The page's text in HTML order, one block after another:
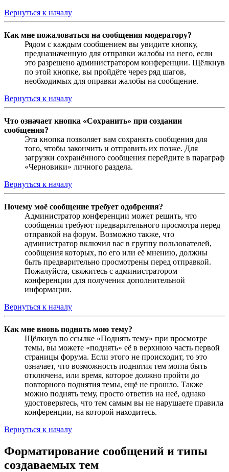
Вернуться к началу
Как мне пожаловаться на сообщения модератору?
Рядом с каждым сообщением вы увидите кнопку,
предназначенную для отправки жалобы на него, если
это разрешено администратором конференции. Щёлкнув
по этой кнопке, вы пройдёте через ряд шагов,
необходимых для оправки жалобы на сообщение.
Вернуться к началу
Что означает кнопка «Сохранить» при создании
сообщения?
Эта кнопка позволяет вам сохранять сообщения для
того, чтобы закончить и отправить их позже. Для
загрузки сохранённого сообщения перейдите в параграф
«Черновики» личного раздела.
Вернуться к началу
Почему моё сообщение требует одобрения?
Администратор конференции может решить, что
сообщения требуют предварительного просмотра перед
отправкой на форум. Возможно также, что
администратор включил вас в группу пользователей,
сообщения которых, по его или её мнению, должны
быть предварительно просмотрены перед отправкой.
Пожалуйста, свяжитесь с администратором
конференции для получения дополнительной
информации.
Вернуться к началу
Как мне вновь поднять мою тему?
Щёлкнув по ссылке «Поднять тему» при просмотре
темы, вы можете «поднять» её в верхнюю часть первой
страницы форума. Если этого не происходит, то это
означает, что возможность поднятия тем могла быть
отключена, или время, которое должно пройти до
повторного поднятия темы, ещё не прошло. Также
можно поднять тему, просто ответив на неё, однако
удостоверьтесь, что тем самым вы не нарушаете правила
конференции, на которой находитесь.
Вернуться к началу
Форматирование сообщений и типы
создаваемых тем